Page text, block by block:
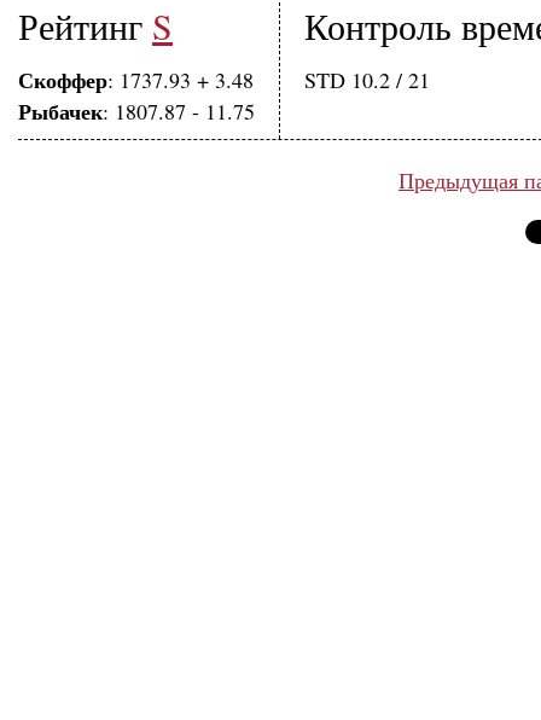
Рейтинг S
Скоффер: 1737.93 + 3.48
Рыбачек: 1807.87 - 11.75
Контроль
STD 10.2 / 21
Предыдущая